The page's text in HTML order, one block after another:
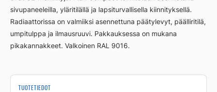
sivupaneeleilla, yläritilällä ja lapsiturvallisella kiinnityksellä.
Radiaattorissa on valmiiksi asennettuna päätylevyt, päälliritilä,
umpitulppa ja ilmausruuvi. Pakkauksessa on mukana
pikakannakkeet. Valkoinen RAL 9016.
TUOTETIEDOT